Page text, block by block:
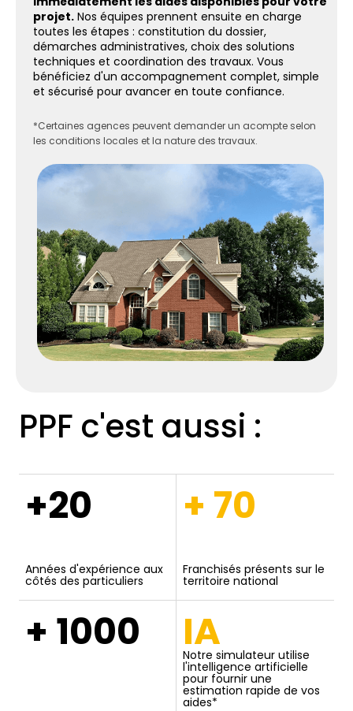
projet. Nos équipes prennent ensuite en charge
toutes les étapes : constitution du dossier,
démarches administratives, choix des solutions
techniques et coordination des travaux. Vous
bénéficiez d'un accompagnement complet, simple
et sécurisé pour avancer en toute confiance.
*Certaines agences peuvent demander un acompte selon
les conditions locales et la nature des travaux.
PPF c'est aussi :
+20
Années d'expérience aux
côtés des particuliers
+ 70
Franchisés présents sur le
territoire national
+ 1000 IA
Notre simulateur utilise
l'intelligence artificielle
pour fournir une
estimation rapide de vos
aides*